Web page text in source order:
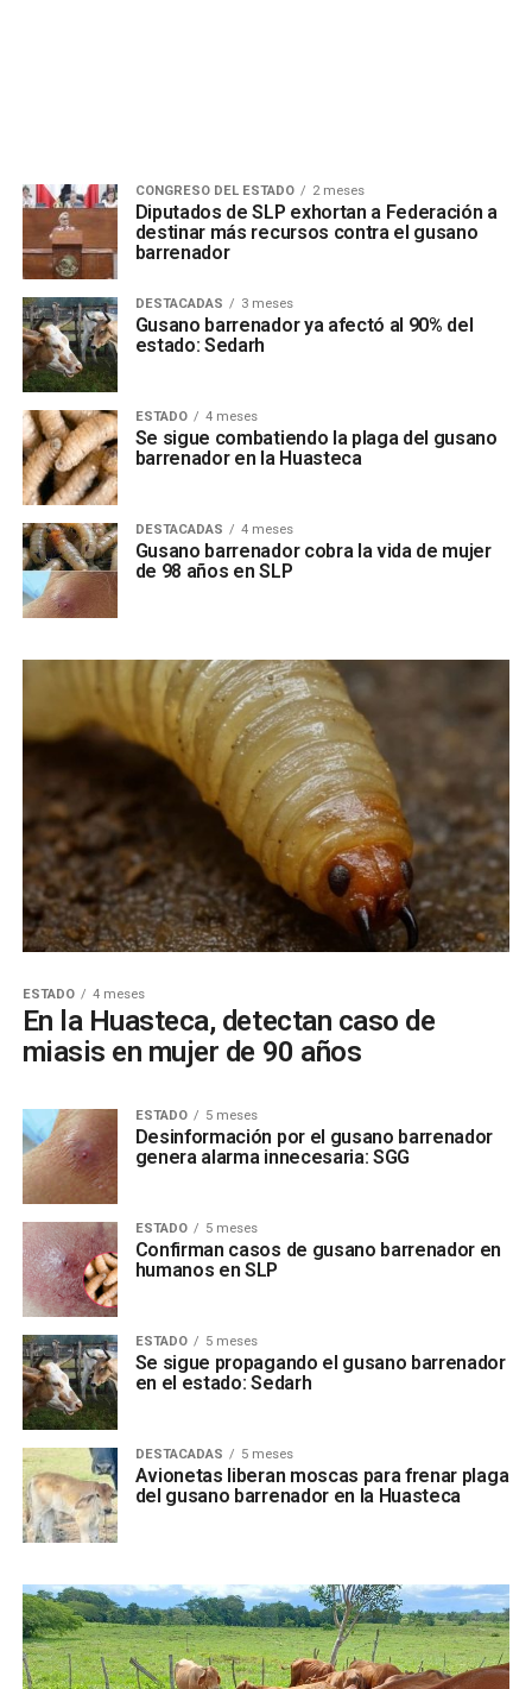
CONGRESO DEL ESTADO 2 meses
Diputados de SLP exhortan a Federación a
destinar más recursos contra el gusano
barrenador
DESTACADAS 3 meses
Gusano barrenador ya afectó al 90% del
estado: Sedarh
ESTADO 4 meses
Se sigue combatiendo la plaga del gusano
barrenador en la Huasteca
DESTACADAS 4 meses
Gusano barrenador cobra la vida de mujer
de 98 años en SLP
ESTADO 4 meses
En la Huasteca, detectan caso de
miasis en mujer de 90 años
ESTADO 5 meses
Desinformación por el gusano barrenador
genera alarma innecesaria: SGG
ESTADO 5 meses
Confirman casos de gusano barrenador en
humanos en SLP
ESTADO 5 meses
Se sigue propagando el gusano barrenador
en el estado: Sedarh
DESTACADAS 5 meses
Avionetas liberan moscas para frenar plaga
del gusano barrenador en la Huasteca